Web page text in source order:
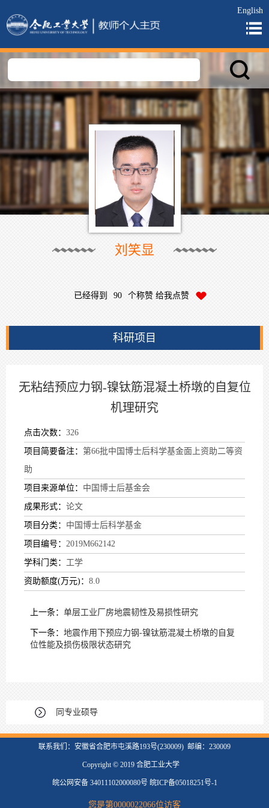
English
刘笑显
已经得到 90 个称赞 给我点赞
科研项目
无粘结预应力钢-镍钛筋混凝土桥墩的自复位
机理研究
点击次数： 326
项目简要备注： 第66批中国博士后科学基金面上资助二等资
助
项目来源单位： 中国博士后基金会
成果形式： 论文
项目分类： 中国博士后科学基金
项目编号： 2019M662142
学科门类： 工学
资助额度(万元)： 8.0
上一条： 单层工业厂房地震韧性及易损性研究
下一条： 地震作用下预应力钢-镍钛筋混凝土桥墩的自复
位性能及损伤极限状态研究
同专业硕导
联系我们：安徽省合肥市屯溪路193号(230009) 邮编：230009
Copyright © 2019 合肥工业大学
皖公网安备 34011102000080号 皖ICP备05018251号-1
您是第0000022066位访客